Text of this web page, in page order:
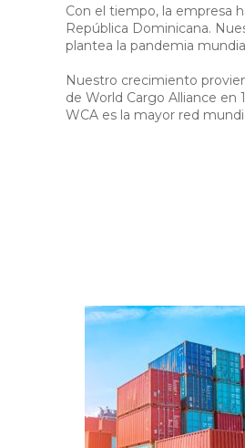
Con el tiempo, la empresa
República Dominicana.
plantea la pandemia
Nuestro crecimiento
de World Cargo Alliance en
WCA es la mayor red